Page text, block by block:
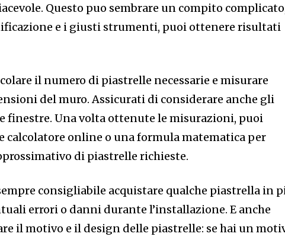
Questo puo sembrare un compito
e i giusti strumenti, puoi ottenere risultati
il numero di piastrelle necessarie e misurare
del muro. Assicurati di considerare anche gli
finestre. Una volta ottenute le misurazioni, puoi
calcolatore online o una formula matematica per
di piastrelle richieste.
consigliabile acquistare qualche piastrella in
errori o danni durante l’installazione. E anche
il motivo e il design delle piastrelle: se hai un